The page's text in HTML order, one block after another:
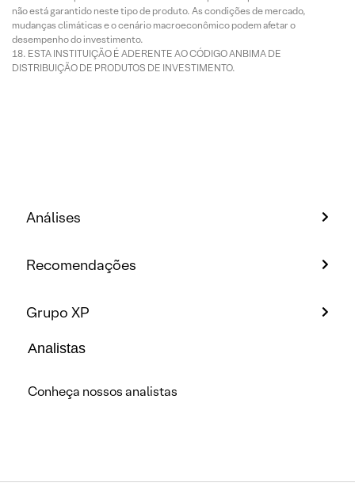
não está garantido neste tipo de produto. As condições de mercado,
mudanças climáticas e o cenário macroeconômico podem afetar o
desempenho do investimento.
ESTA INSTITUIÇÃO É ADERENTE AO CÓDIGO ANBIMA DE
DISTRIBUIÇÃO DE PRODUTOS DE INVESTIMENTO.
Análises
Recomendações
Grupo XP
Analistas
Conheça nossos analistas